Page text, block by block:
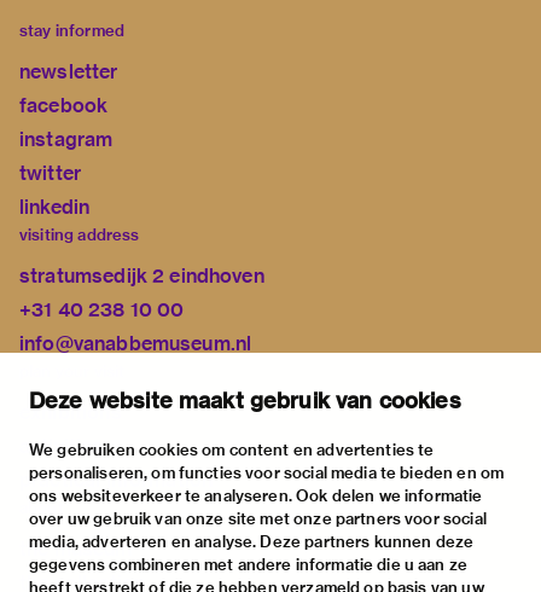
Deze website maakt gebruik van cookies
We gebruiken cookies om content en advertenties te
personaliseren, om functies voor social media te bieden en om
ons websiteverkeer te analyseren. Ook delen we informatie
over uw gebruik van onze site met onze partners voor social
media, adverteren en analyse. Deze partners kunnen deze
gegevens combineren met andere informatie die u aan ze
heeft verstrekt of die ze hebben verzameld op basis van uw
stay informed
newsletter
facebook
instagram
twitter
linkedin
visiting address
stratumsedijk 2 eindhoven
+31 40 238 10 00
info@vanabbemuseum.nl
exhibitions
activities
practical information
about
the museum
the collection